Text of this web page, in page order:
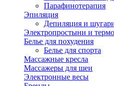
Парафинотерапия
Эпиляция
Депиляция и
Электропростыни и
Белье для похудения
Белье для спорта
Массажные кресла
Массажеры для шеи
Электронные весы